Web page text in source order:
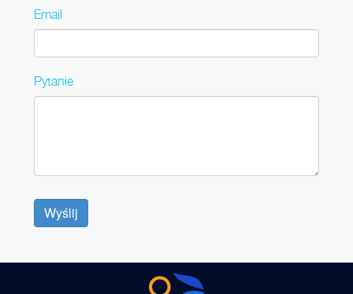
Email
Pytanie
Wyślij